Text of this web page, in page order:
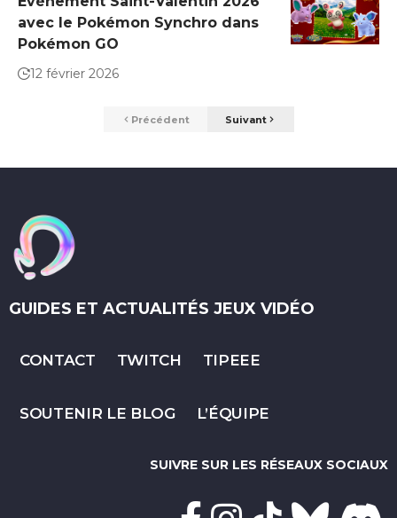
avec le Pokémon Synchro dans
Pokémon GO
12 février 2026
Précédent Suivant
GUIDES ET ACTUALITÉS JEUX VIDÉO
CONTACT TWITCH TIPEEE
SOUTENIR LE BLOG L’ÉQUIPE
SUIVRE SUR LES RÉSEAUX SOCIAUX